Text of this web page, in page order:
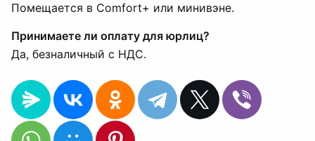
Помещается в Comfort+ или минивэне.
Принимаете ли оплату для юрлиц?
Да, безналичный с НДС.